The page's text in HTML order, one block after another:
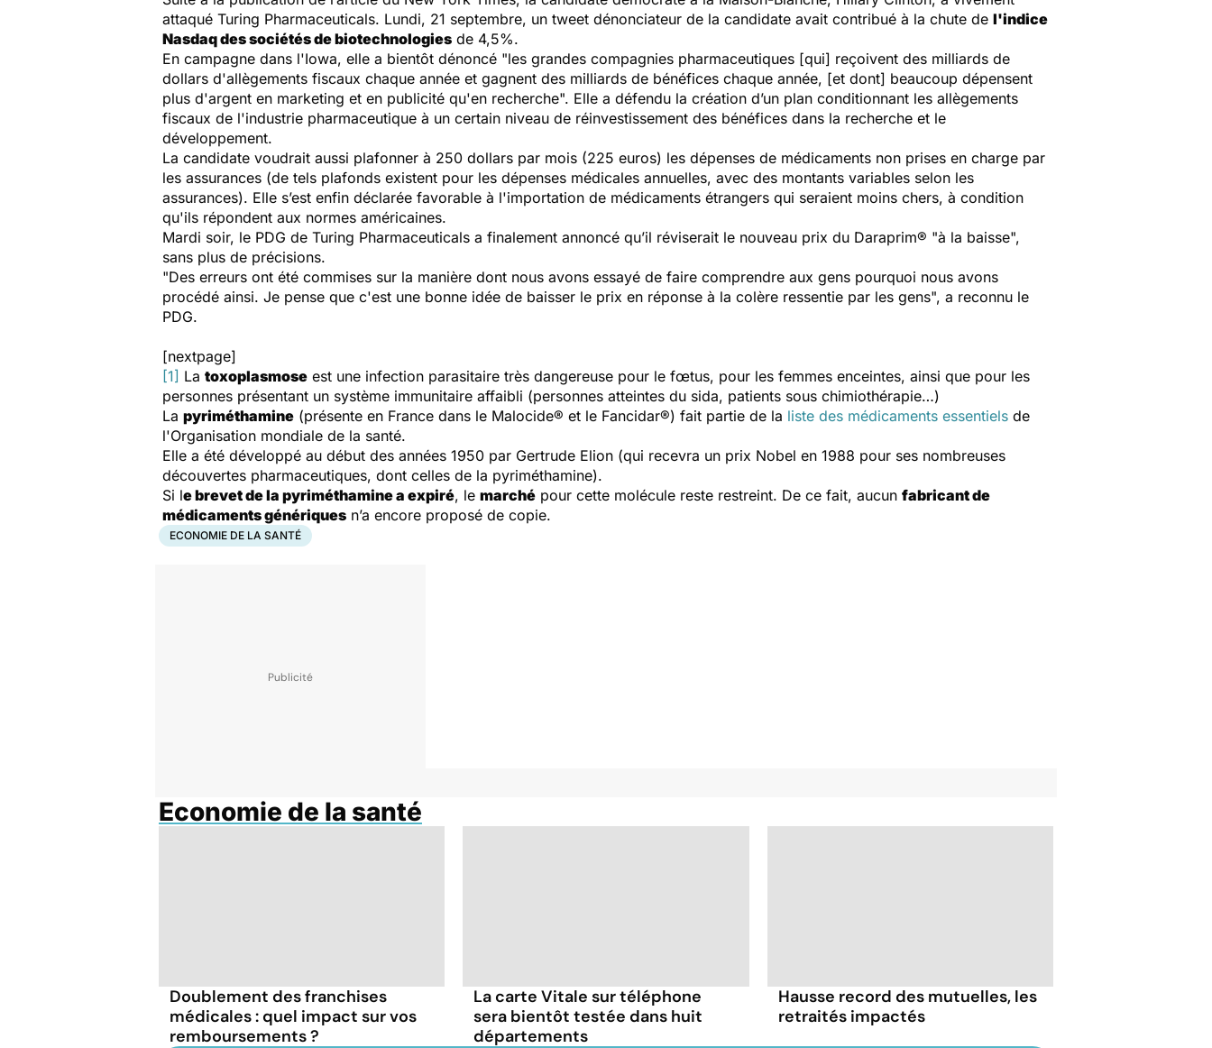
attaqué Turing Pharmaceuticals. Lundi, 21 septembre, un tweet dénonciateur de la candidate avait contribué à la chute de l'indice
Nasdaq des sociétés de biotechnologies de 4,5%.
En campagne dans l'Iowa, elle a bientôt dénoncé "les grandes compagnies pharmaceutiques [qui] reçoivent des milliards de
dollars d'allègements fiscaux chaque année et gagnent des milliards de bénéfices chaque année, [et dont] beaucoup dépensent
plus d'argent en marketing et en publicité qu'en recherche". Elle a défendu la création d’un plan conditionnant les allègements
fiscaux de l'industrie pharmaceutique à un certain niveau de réinvestissement des bénéfices dans la recherche et le
développement.
La candidate voudrait aussi plafonner à 250 dollars par mois (225 euros) les dépenses de médicaments non prises en charge par
les assurances (de tels plafonds existent pour les dépenses médicales annuelles, avec des montants variables selon les
assurances). Elle s’est enfin déclarée favorable à l'importation de médicaments étrangers qui seraient moins chers, à condition
qu'ils répondent aux normes américaines.
Mardi soir, le PDG de Turing Pharmaceuticals a finalement annoncé qu’il réviserait le nouveau prix du Daraprim® "à la baisse",
sans plus de précisions.
"Des erreurs ont été commises sur la manière dont nous avons essayé de faire comprendre aux gens pourquoi nous avons
procédé ainsi. Je pense que c'est une bonne idée de baisser le prix en réponse à la colère ressentie par les gens", a reconnu le
PDG.
[nextpage]
[1] La toxoplasmose est une infection parasitaire très dangereuse pour le fœtus, pour les femmes enceintes, ainsi que pour les
personnes présentant un système immunitaire affaibli (personnes atteintes du sida, patients sous chimiothérapie…)
La pyriméthamine (présente en France dans le Malocide® et le Fancidar®) fait partie de la liste des médicaments essentiels de
l'Organisation mondiale de la santé.
Elle a été développé au début des années 1950 par Gertrude Elion (qui recevra un prix Nobel en 1988 pour ses nombreuses
découvertes pharmaceutiques, dont celles de la pyriméthamine).
Si le brevet de la pyriméthamine a expiré, le marché pour cette molécule reste restreint. De ce fait, aucun fabricant de
médicaments génériques n’a encore proposé de copie.
ECONOMIE DE LA SANTÉ
Economie de la santé
Doublement des franchises
médicales : quel impact sur vos
remboursements ?
La carte Vitale sur téléphone
sera bientôt testée dans huit
départements
Hausse record des mutuelles, les
retraités impactés